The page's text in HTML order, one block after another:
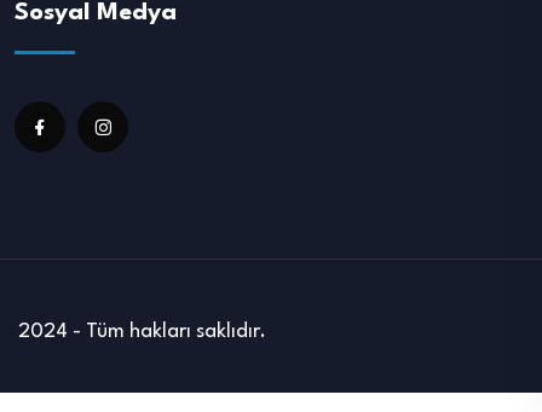
Sosyal Medya
2024 - Tüm hakları saklıdır.